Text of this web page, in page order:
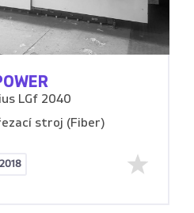
LGf 2040
stroj (Fiber)
2018